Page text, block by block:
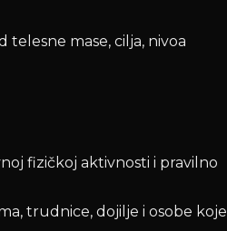
mase, cilja, nivoa
fizičkoj aktivnosti i pravilno
trudnice, dojilje i osobe koje